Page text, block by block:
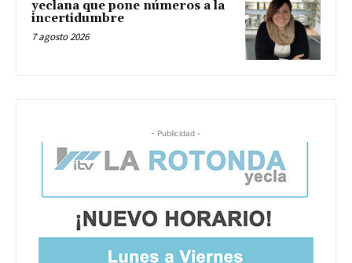
yeclana que pone números a la
incertidumbre
7 agosto 2026
- Publicidad -